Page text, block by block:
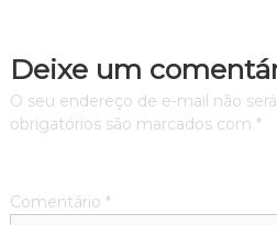
Deixe um
O seu endereço de e-mail não
obrigatórios são marcados com *
Comentário *